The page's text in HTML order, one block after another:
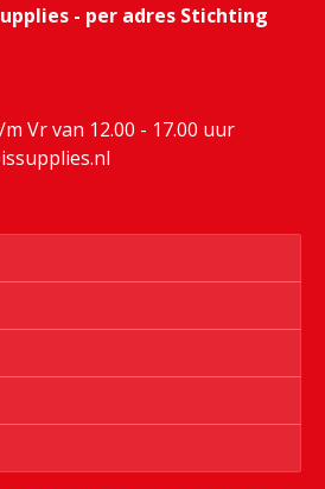
- per adres Stichting
Vr van 12.00 - 17.00 uur